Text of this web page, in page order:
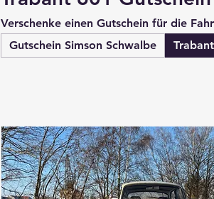
Verschenke einen Gutschein für die
Gutschein Simson Schwalbe